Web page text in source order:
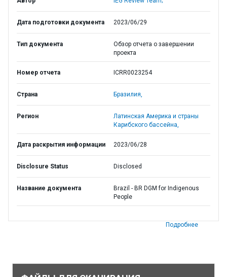
Дата подготовки документа 2023/06/29
Тип документа
Обзор отчета о завершении
проекта
Номер отчета ICRR0023254
Страна Бразилия,
Регион
Латинская Америка и страны
Карибского бассейна,
Дата раскрытия информации 2023/06/28
Disclosure Status Disclosed
Название документа
Brazil - BR DGM for Indigenous
People
Подробнее